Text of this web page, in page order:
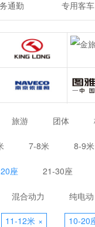
通勤 专用客车
旅游 团体
7-8米 8-9米
座 21-30座
混合动力 纯电动
11-12米 × 10-20